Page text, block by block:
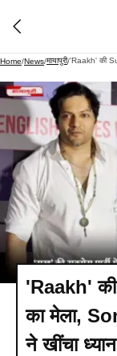
Home/News/मायापुरी/'Raakh' की
'Raakh'
का मेला,
ने खींचा ध्यान